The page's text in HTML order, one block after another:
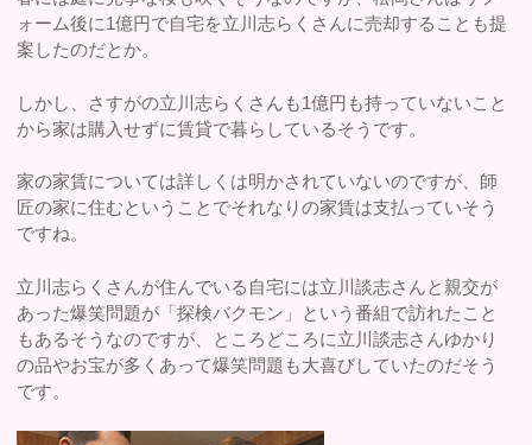
ォーム後に1億円で自宅を立川志らくさんに売却することも提
案したのだとか。
しかし、さすがの立川志らくさんも1億円も持っていないこと
から家は購入せずに賃貸で暮らしているそうです。
家の家賃については詳しくは明かされていないのですが、師
匠の家に住むということでそれなりの家賃は支払っていそう
ですね。
立川志らくさんが住んでいる自宅には立川談志さんと親交が
あった爆笑問題が「探検バクモン」という番組で訪れたこと
もあるそうなのですが、ところどころに立川談志さんゆかり
の品やお宝が多くあって爆笑問題も大喜びしていたのだそう
です。